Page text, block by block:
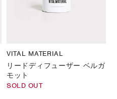
VITAL MATERIAL
リードディフューザー ベルガ
モット
SOLD OUT